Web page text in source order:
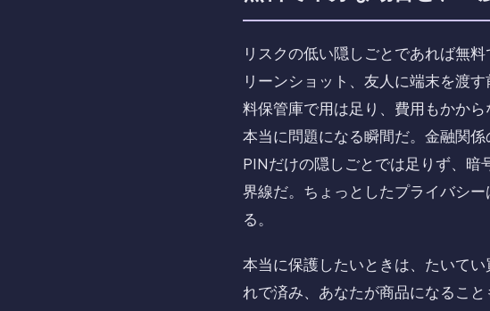
リスクの低い隠しごとであれば無
リーンショット、友人に端末を渡
料保管庫で用は足り、費用もかか
本当に問題になる瞬間だ。金融関
PINだけの隠しごとでは足りず、暗
界線だ。ちょっとしたプライバシ
る。
本当に保護したいときは、たいて
れで済み、あなたが商品になるこ